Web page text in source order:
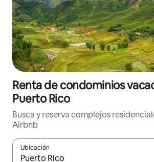
Renta de condominios
Puerto Rico
Busca y reserva complejos
Airbnb
Ubicación
Cuando los resultados estén